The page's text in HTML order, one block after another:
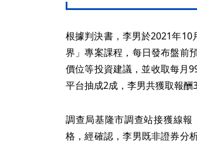
根據判決書，李男於2021年
界」專案課程，每日發布盤前
價位等投資建議，並收取每月
平台抽成2成，李男共獲取報酬
調查局基隆市調查站接獲線
格，經確認，李男既非證券分